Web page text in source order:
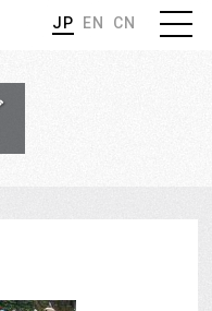
JP EN CN